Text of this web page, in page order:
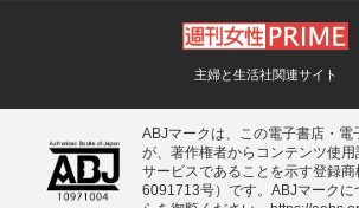
主婦と生活社関連サイト
ABJマークは、この電子書店・電
が、著作権者からコンテンツ使
サービスであることを示す登録
6091713号）です。ABJマークに